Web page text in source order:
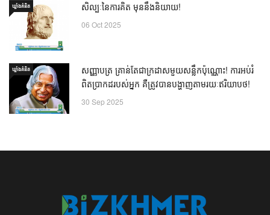
ឃ្លាំង​គំនិត សិល្បៈនៃការគិត មុននឹងនិយាយ!
06 Oct 2025
ឃ្លាំង​គំនិត
សញ្ញាបត្រ គ្រាន់តែជាក្រដាសមួយសន្លឹកប៉ុណ្ណោះ! ការអប់រំ
ពិតប្រាកដរបស់អ្នក គឺត្រូវបានបង្ហាញតាមរយៈឥរិយាបថ!
30 Sep 2025